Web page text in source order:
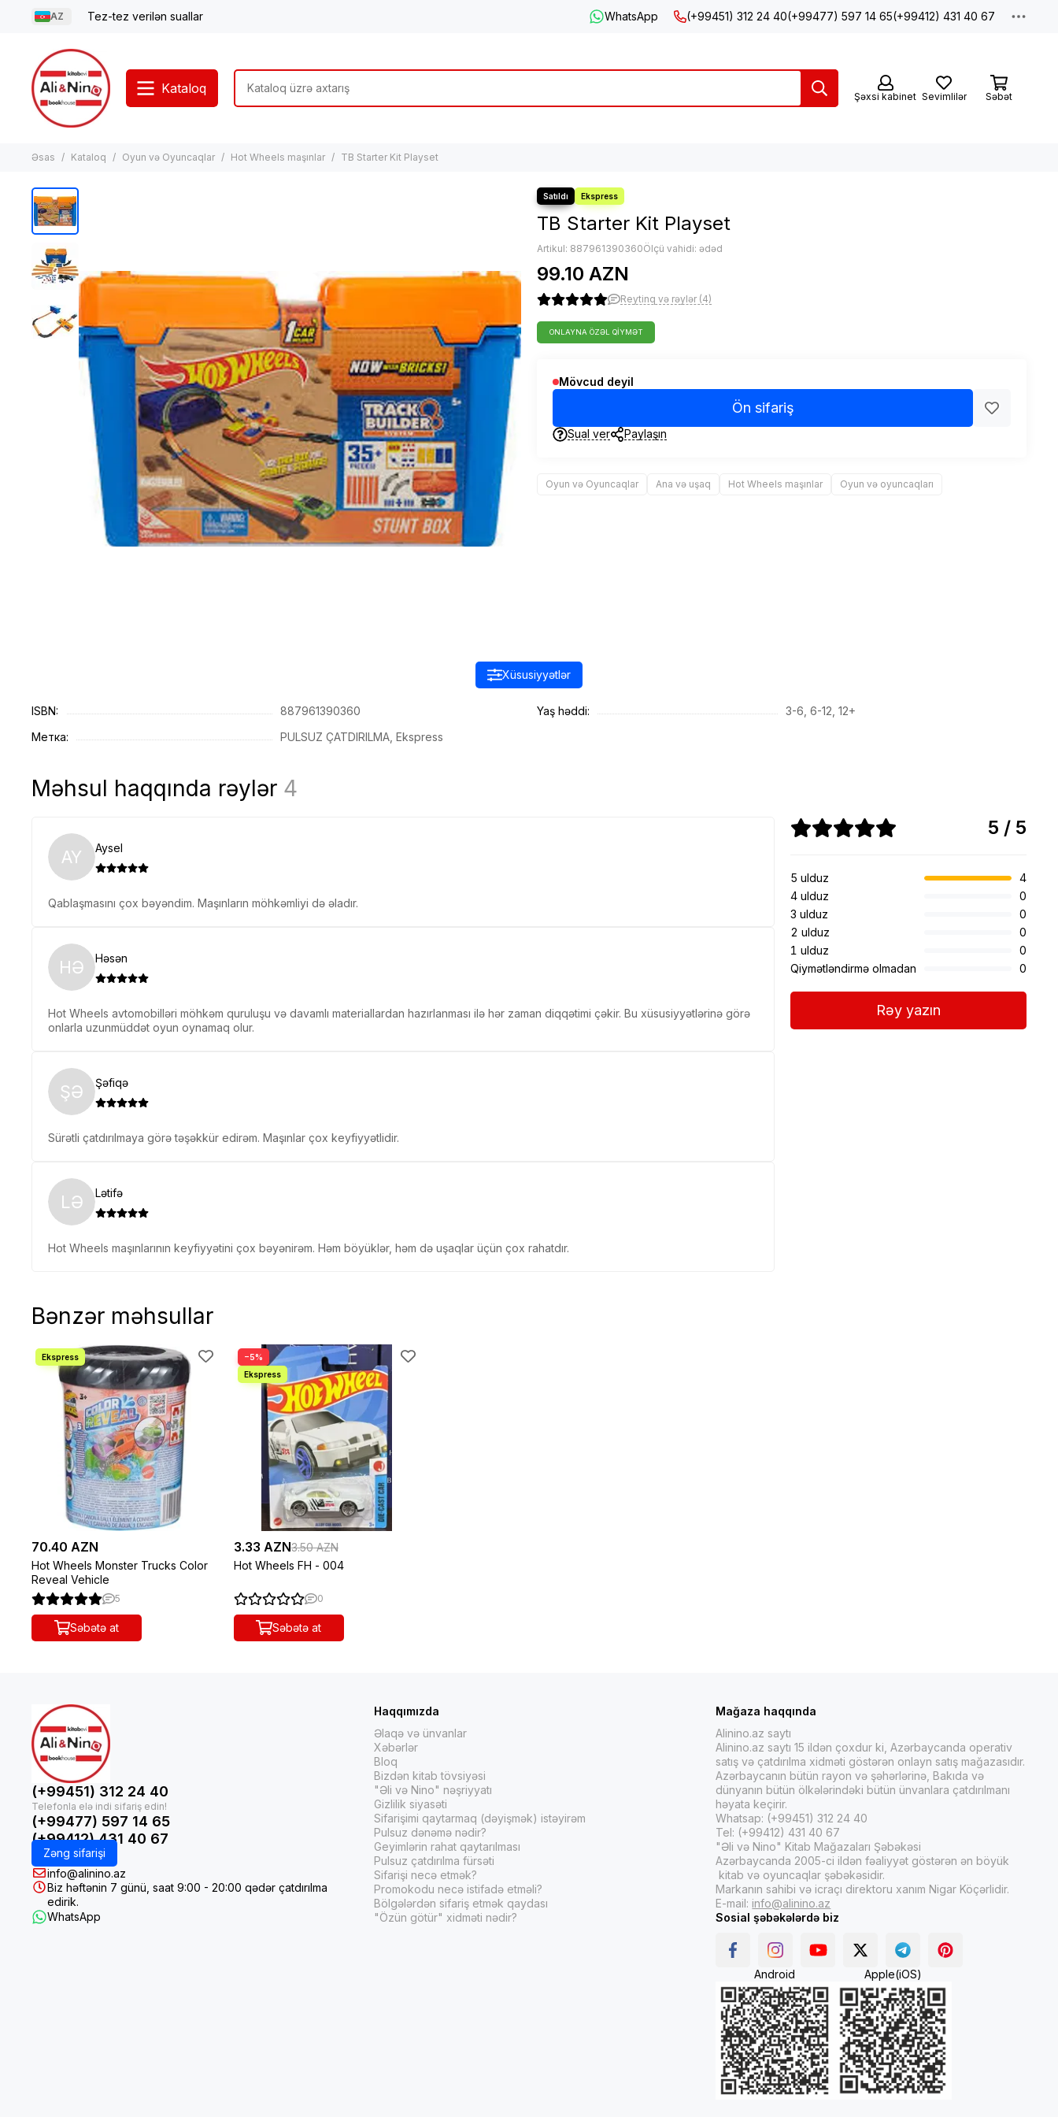
AZ Tez-tez verilən suallar WhatsApp (+99451) 312 24 40(+99477) 597 14 65(+99412) 431 40 67
Kataloq
Şəxsi kabinet Sevimlilər Səbət
Əsas Kataloq Oyun və Oyuncaqlar Hot Wheels maşınlar TB Starter Kit Playset
TB Starter Kit Playset
Artikul: 887961390360Ölçü vahidi: ədəd
99.10 AZN
Reytinq və rəylər (4)
ONLAYNA ÖZƏL QIYMƏT
Mövcud deyil
Ön sifariş
Sual ver Paylaşın
Oyun və Oyuncaqlar Ana və uşaq Hot Wheels maşınlar Oyun və oyuncaqları
Xüsusiyyətlər
ISBN:
887961390360
Метка:
PULSUZ ÇATDIRILMA, Ekspress
Yaş həddi: 3-6, 6-12, 12+
Məhsul haqqında rəylər 4
AY Aysel
Qablaşmasını çox bəyəndim. Maşınların möhkəmliyi də əladır.
HƏ Həsən
Hot Wheels avtomobilləri möhkəm quruluşu və davamlı materiallardan hazırlanması ilə hər zaman diqqətimi çəkir. Bu xüsusiyyətlərinə görə
onlarla uzunmüddət oyun oynamaq olur.
ŞƏ Şəfiqə
Sürətli çatdırılmaya görə təşəkkür edirəm. Maşınlar çox keyfiyyətlidir.
LƏ Lətifə
Hot Wheels maşınlarının keyfiyyətini çox bəyənirəm. Həm böyüklər, həm də uşaqlar üçün çox rahatdır.
5 / 5
5 ulduz
4
4 ulduz
0
3 ulduz
0
2 ulduz
0
1 ulduz
0
Qiymətləndirmə olmadan
0
Rəy yazın
Bənzər məhsullar
70.40 AZN
Hot Wheels Monster Trucks Color
Reveal Vehicle
5
Səbətə at
−5%
3.33 AZN3.50 AZN
Hot Wheels FH - 004
0
Səbətə at
(+99451) 312 24 40
(+99477) 597 14 65
(+99412) 431 40 67
Zəng sifarişi
info@alinino.az
Biz həftənin 7 günü, saat 9:00 - 20:00 qədər çatdırılma
edirik.
WhatsApp
Haqqımızda
Əlaqə və ünvanlar
Xəbərlər
Bloq
Bizdən kitab tövsiyəsi
"Əli və Nino" nəşriyyatı
Gizlilik siyasəti
Sifarişimi qaytarmaq (dəyişmək) istəyirəm
Pulsuz dənəmə nədir?
Geyimlərin rahat qaytarılması
Pulsuz çatdırılma fürsəti
Sifarişi necə etmək?
Promokodu necə istifadə etməli?
Bölgələrdən sifariş etmək qaydası
"Özün götür" xidməti nədir?
Mağaza haqqında
Alinino.az saytı
Alinino.az saytı 15 ildən çoxdur ki, Azərbaycanda operativ
satış və çatdırılma xidməti göstərən onlayn satış mağazasıdır.
Azərbaycanın bütün rayon və şəhərlərinə, Bakıda və
dünyanın bütün ölkələrindəki bütün ünvanlara çatdırılmanı
həyata keçirir.
Whatsap: (+99451) 312 24 40
Tel: (+99412) 431 40 67
"Əli və Nino" Kitab Mağazaları Şəbəkəsi
Azərbaycanda 2005-ci ildən fəaliyyət göstərən ən böyük
kitab və oyuncaqlar şəbəkəsidir.
Markanın sahibi və icraçı direktoru xanım Nigar Köçərlidir.
E-mail: info@alinino.az
Sosial şəbəkələrdə biz
Android Apple(iOS)